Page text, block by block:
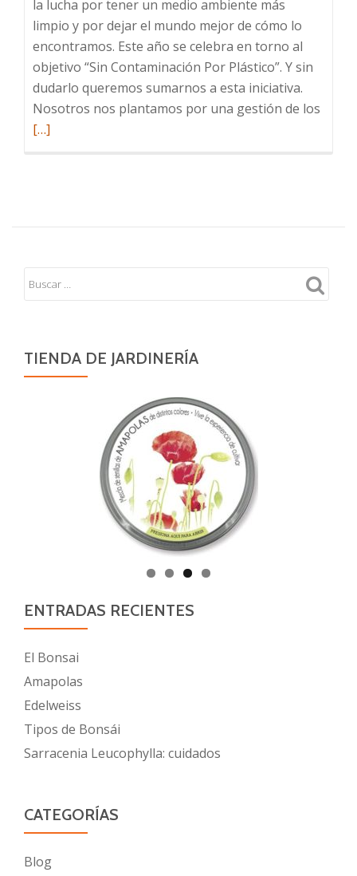
la lucha por tener un medio ambiente más
limpio y por dejar el mundo mejor de cómo lo
encontramos. Este año se celebra en torno al
objetivo “Sin Contaminación Por Plástico”. Y sin
dudarlo queremos sumarnos a esta iniciativa.
Nosotros nos plantamos por una gestión de los
del
[…]
TIENDA DE JARDINERÍA
ENTRADAS RECIENTES
El Bonsai
Amapolas
Edelweiss
Tipos de Bonsái
Sarracenia Leucophylla: cuidados
CATEGORÍAS
Blog